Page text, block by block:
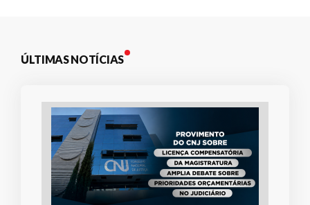
ÚLTIMAS NOTÍCIAS